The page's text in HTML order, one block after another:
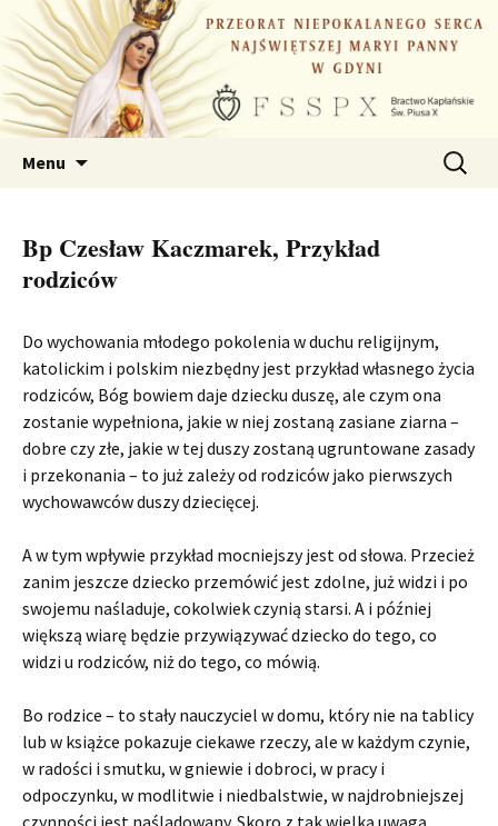
Przejdź
do
treści
Menu Szukaj:
Bp Czesław Kaczmarek, Przykład
rodziców
Do wychowania młodego pokolenia w duchu religijnym,
katolickim i polskim niezbędny jest przykład własnego życia
rodziców, Bóg bowiem daje dziecku duszę, ale czym ona
zostanie wypełniona, jakie w niej zostaną zasiane ziarna –
dobre czy złe, jakie w tej duszy zostaną ugruntowane zasady
i przekonania – to już zależy od rodziców jako pierwszych
wychowawców duszy dziecięcej.
A w tym wpływie przykład mocniejszy jest od słowa. Przecież
zanim jeszcze dziecko przemówić jest zdolne, już widzi i po
swojemu naśladuje, cokolwiek czynią starsi. A i później
większą wiarę będzie przywiązywać dziecko do tego, co
widzi u rodziców, niż do tego, co mówią.
Bo rodzice – to stały nauczyciel w domu, który nie na tablicy
lub w książce pokazuje ciekawe rzeczy, ale w każdym czynie,
w radości i smutku, w gniewie i dobroci, w pracy i
odpoczynku, w modlitwie i niedbalstwie, w najdrobniejszej